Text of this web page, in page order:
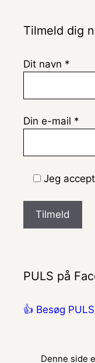
Tilmeld dig
Dit navn *
Din e-mail *
Jeg
PULS på
👍 Besøg
Denne side